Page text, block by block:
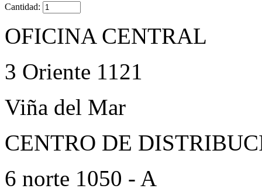
Cantidad:
OFICINA CENTRAL
3 Oriente 1121
Viña del Mar
CENTRO DE
6 norte 1050 - A